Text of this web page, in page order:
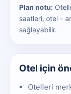
Plan notu:
saatleri, otel –
sağlayabilir.
Otel için
Otelleri